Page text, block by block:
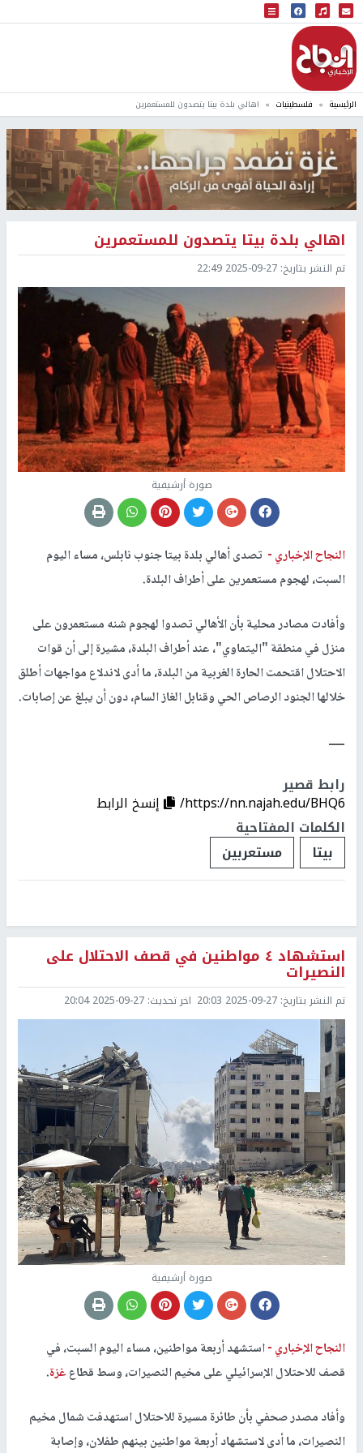
البث المباشر
إذاعة النجاح
الرئيسية فلسطينيات اهالي بلدة بيتا يتصدون للمستعمرين
اهالي بلدة بيتا يتصدون للمستعمرين
تم النشر بتاريخ: 2025-09-27 22:49
صورة أرشيفية
النجاح الإخباري - تصدى أهالي بلدة بيتا جنوب نابلس، مساء اليوم
السبت، لهجوم مستعمرين على أطراف البلدة.
وأفادت مصادر محلية بأن الأهالي تصدوا لهجوم شنه مستعمرون على
منزل في منطقة "اليتماوي"، عند أطراف البلدة، مشيرة إلى أن قوات
الاحتلال اقتحمت الحارة الغربية من البلدة، ما أدى لاندلاع مواجهات أطلق
خلالها الجنود الرصاص الحي وقنابل الغاز السام، دون أن يبلغ عن إصابات.
ـــــ
رابط قصير
https://nn.najah.edu/BHQ6/
إنسخ الرابط
الكلمات المفتاحية
بيتا
مستعربين
استشهاد ٤ مواطنين في قصف الاحتلال على
النصيرات
تم النشر بتاريخ: 2025-09-27 20:03 اخر تحديث: 2025-09-27 20:04
صورة أرشيفية
النجاح الإخباري -استشهد أربعة مواطنين، مساء اليوم السبت، في
قصف للاحتلال الإسرائيلي على مخيم النصيرات، وسط قطاعغزة.
وأفاد مصدر صحفي بأن طائرة مسيرة للاحتلال استهدفت شمال مخيم
النصيرات، ما أدى لاستشهاد أربعة مواطنين بينهم طفلان، وإصابة